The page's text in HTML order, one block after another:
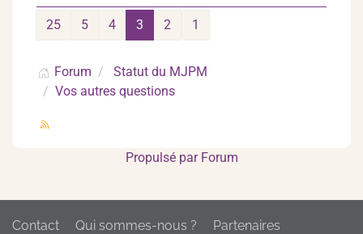
1
2
3
4
5
25
Forum
Statut du MJPM
Vos autres questions
Propulsé par Forum
Contact Qui sommes-nous ? Partenaires